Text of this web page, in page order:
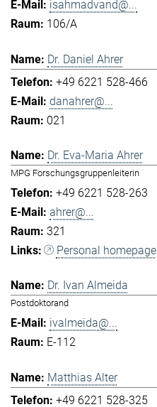
isahmadvand@...
106/A
Dr. Daniel Ahrer
+49 6221 528-466
danahrer@...
021
Dr. Eva-Maria Ahrer
MPG Forschungsgruppenleiterin
+49 6221 528-263
ahrer@...
321
Personal homepage
Dr. Ivan Almeida
Postdoktorand
ivalmeida@...
E-112
Matthias Alter
+49 6221 528-325